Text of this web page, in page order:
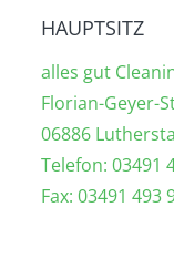
HAUPTSITZ
alles gut
Florian-Geyer-
06886
Telefon: 03491
Fax: 03491 493